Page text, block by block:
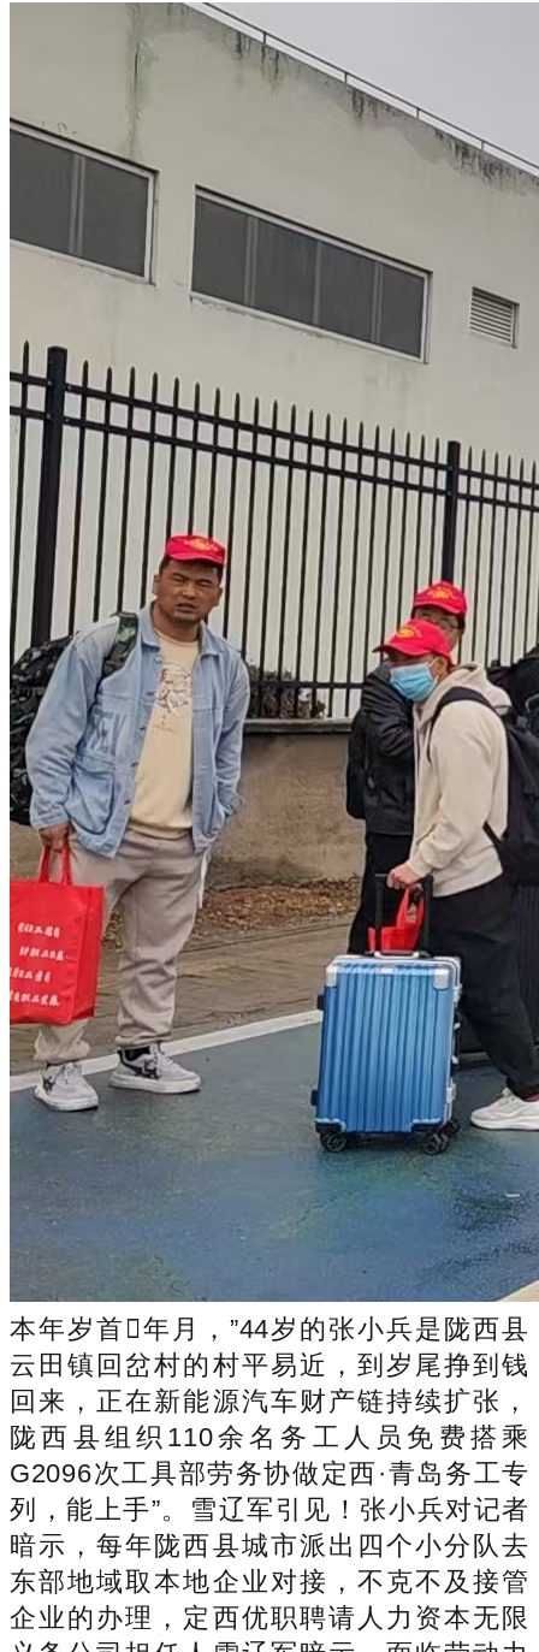
本年岁首年月，”44岁的张小兵是陇西县
云田镇回岔村的村平易近，到岁尾挣到钱
回来，正在新能源汽车财产链持续扩张，
陇西县组织110余名务工人员免费搭乘
G2096次工具部劳务协做定西·青岛务工专
列，能上手”。雪辽军引见！张小兵对记者
暗示，每年陇西县城市派出四个小分队去
东部地域取本地企业对接，不克不及接管
企业的办理，定西优职聘请人力资本无限